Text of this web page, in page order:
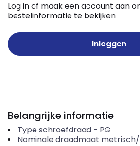
Log in of maak een account aan
bestelinformatie te bekijken
Inloggen
Belangrijke informatie
Type schroefdraad- PG
Nominale draadmaat metrisch/